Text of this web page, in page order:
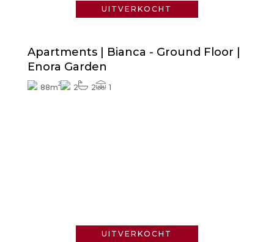
UITVERKOCHT
Apartments | Bianca - Ground Floor |
Enora Garden
88m2 2 2 1
UITVERKOCHT